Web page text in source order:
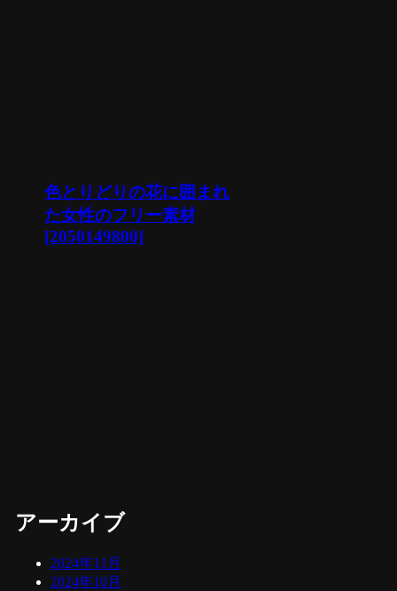
色とりどりの花に囲まれ
た女性のフリー素材
[2050149800]
アーカイブ
2024年11月
2024年10月